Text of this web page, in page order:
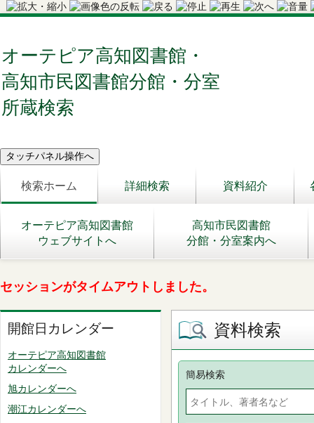
オーテピア高知図書館・
高知市民図書館分館・分室
所蔵検索
検索ホーム 詳細検索 資料紹介
オーテピア高知図書館
ウェブサイトへ
高知市民図書館
分館・分室案内へ
セッションがタイムアウトしました。
開館日カレンダー
オーテピア高知図書館
カレンダーへ
旭カレンダーへ
潮江カレンダーへ
資料検索
簡易検索